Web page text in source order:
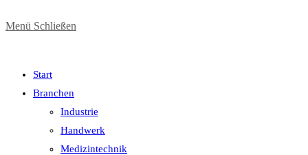
Menü Schließen
Start
Branchen
Industrie
Handwerk
Medizintechnik